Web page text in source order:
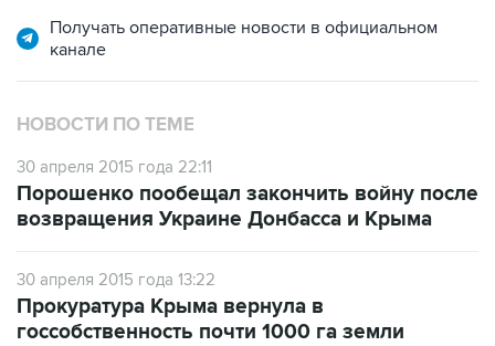
Получать оперативные новости в официальном
канале
НОВОСТИ ПО ТЕМЕ
30 апреля 2015 года 22:11
Порошенко пообещал закончить войну после
возвращения Украине Донбасса и Крыма
30 апреля 2015 года 13:22
Прокуратура Крыма вернула в
госсобственность почти 1000 га земли